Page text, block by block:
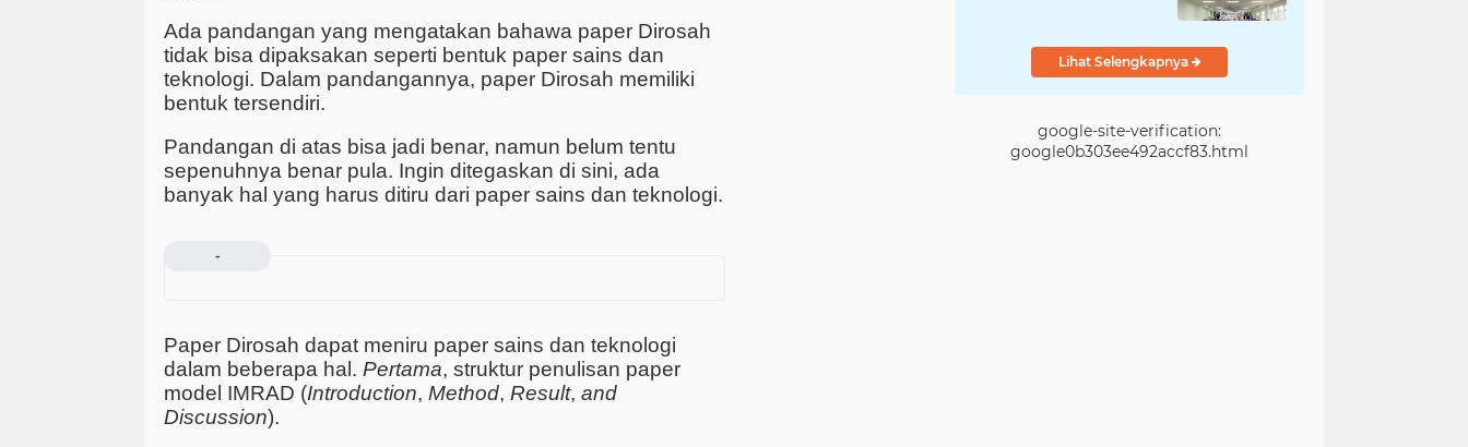
Ada pandangan yang mengatakan bahawa paper Dirosah
tidak bisa dipaksakan seperti bentuk paper sains dan
teknologi. Dalam pandangannya, paper Dirosah memiliki
bentuk tersendiri.
Pandangan di atas bisa jadi benar, namun belum tentu
sepenuhnya benar pula. Ingin ditegaskan di sini, ada
banyak hal yang harus ditiru dari paper sains dan teknologi.
-
Paper Dirosah dapat meniru paper sains dan teknologi
dalam beberapa hal. Pertama, struktur penulisan paper
model IMRAD (Introduction, Method, Result, and
Discussion).
Lihat Selengkapnya
google-site-verification:
google0b303ee492accf83.html